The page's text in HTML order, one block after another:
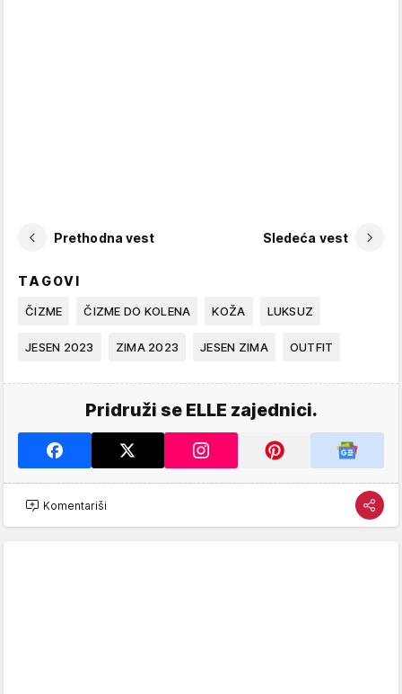
Prethodna vest Sledeća vest
TAGOVI
ČIZME ČIZME DO KOLENA KOŽA LUKSUZ
JESEN 2023 ZIMA 2023 JESEN ZIMA OUTFIT
Pridruži se ELLE zajednici.
Komentariši